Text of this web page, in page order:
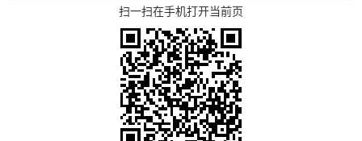
扫一扫在手机打开当前页